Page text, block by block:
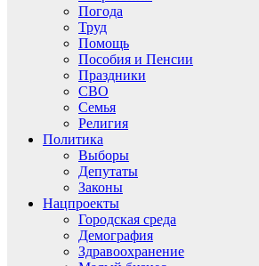
Погода
Труд
Помощь
Пособия и Пенсии
Праздники
СВО
Семья
Религия
Политика
Выборы
Депутаты
Законы
Нацпроекты
Городская среда
Демография
Здравоохранение